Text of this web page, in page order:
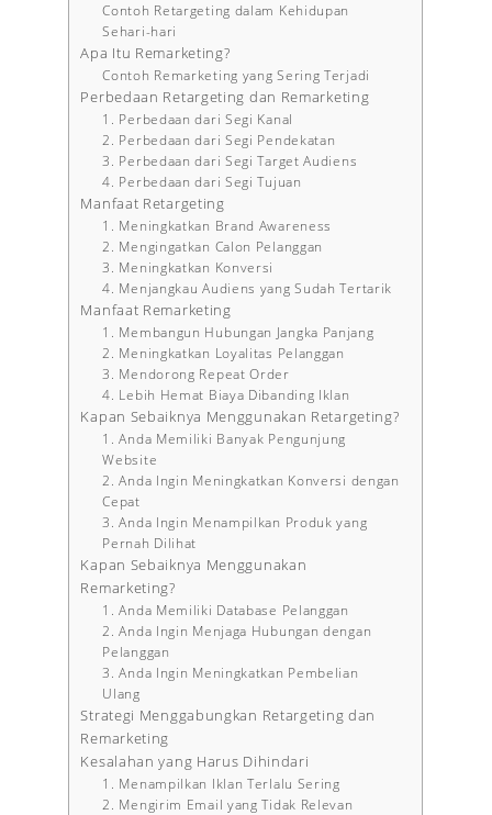
Contoh Retargeting dalam Kehidupan
Sehari-hari
Apa Itu Remarketing?
Contoh Remarketing yang Sering Terjadi
Perbedaan Retargeting dan Remarketing
1. Perbedaan dari Segi Kanal
2. Perbedaan dari Segi Pendekatan
3. Perbedaan dari Segi Target Audiens
4. Perbedaan dari Segi Tujuan
Manfaat Retargeting
1. Meningkatkan Brand Awareness
2. Mengingatkan Calon Pelanggan
3. Meningkatkan Konversi
4. Menjangkau Audiens yang Sudah Tertarik
Manfaat Remarketing
1. Membangun Hubungan Jangka Panjang
2. Meningkatkan Loyalitas Pelanggan
3. Mendorong Repeat Order
4. Lebih Hemat Biaya Dibanding Iklan
Kapan Sebaiknya Menggunakan Retargeting?
1. Anda Memiliki Banyak Pengunjung
Website
2. Anda Ingin Meningkatkan Konversi dengan
Cepat
3. Anda Ingin Menampilkan Produk yang
Pernah Dilihat
Kapan Sebaiknya Menggunakan
Remarketing?
1. Anda Memiliki Database Pelanggan
2. Anda Ingin Menjaga Hubungan dengan
Pelanggan
3. Anda Ingin Meningkatkan Pembelian
Ulang
Strategi Menggabungkan Retargeting dan
Remarketing
Kesalahan yang Harus Dihindari
1. Menampilkan Iklan Terlalu Sering
2. Mengirim Email yang Tidak Relevan